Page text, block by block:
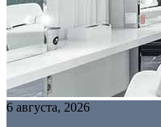
6 августа, 2026